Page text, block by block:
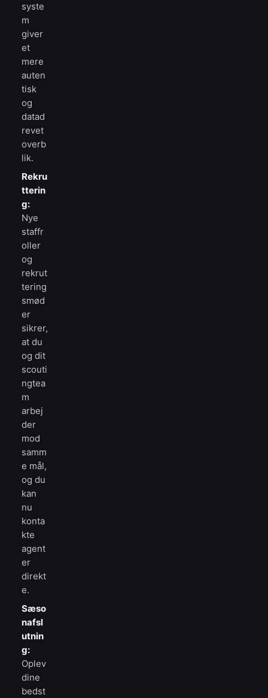
syste
m
giver
et
mere
auten
tisk
og
datad
revet
overb
lik.
Rekru
tterin
g:
Nye
staffr
oller
og
rekrut
tering
smød
er
sikrer,
at du
og dit
scouti
ngtea
m
arbej
der
mod
samm
e mål,
og du
kan
nu
konta
kte
agent
er
direkt
e.
Sæso
nafsl
utnin
g:
Oplev
dine
bedst